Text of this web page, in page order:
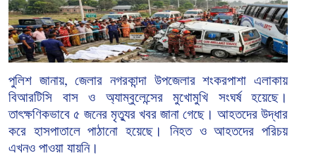
পুলিশ জানায়,জেলার নগরকান্দা উপজেলার শংকরপাশা এলাকায়
বিআরটিসি
বাস ও অ্যাম্বুলেন্সের মুখোমুখি সংঘর্ষ
হয়েছে।
তাৎক্ষণিকভাবে ৫ জনের মৃত্যুর খবর জানা গেছে। আহতদের উদ্ধার
করে হাসপাতালে পাঠানো হয়েছে। নিহত ও আহতদের পরিচয়
এখনও পাওয়া যায়নি।